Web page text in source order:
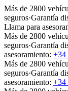
Más de 2800
seguros·Garantía
Llama para
Más de 2800
seguros·Garantía
asesoramiento: +34
Más de 2800
seguros·Garantía
asesoramiento: +34